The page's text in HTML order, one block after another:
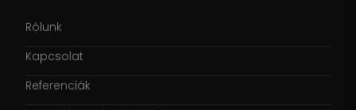
Rólunk
Kapcsolat
Referenciák